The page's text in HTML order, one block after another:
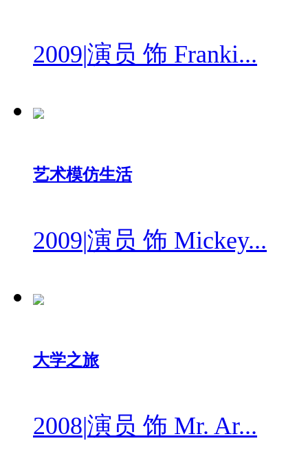
2009|演员 饰 Franki...
艺术模仿生活
2009|演员 饰 Mickey...
大学之旅
2008|演员 饰 Mr. Ar...